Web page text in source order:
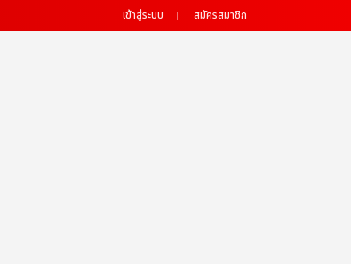
เข้าสู่ระบบ สมัครสมาชิก